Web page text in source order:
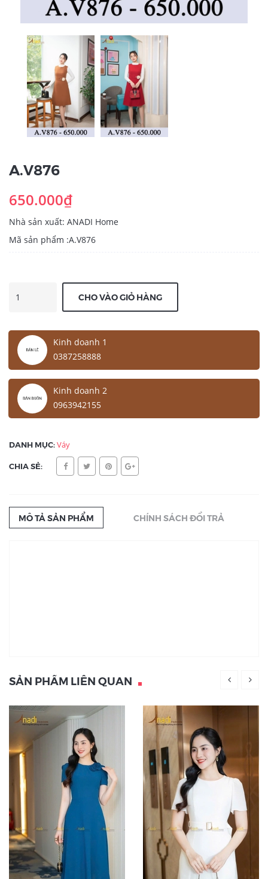
A.V876
650.000₫
Nhà sản xuất: ANADI Home
Mã sản phẩm :A.V876
CHO VÀO GIỎ HÀNG
Kinh doanh 1
0387258888
Kinh doanh 2
0963942155
DANH MỤC:Váy
CHIA SẺ:
MÔ TẢ SẢN PHẨM CHÍNH SÁCH ĐỔI TRẢ
SẢN PHẨM LIÊN QUAN